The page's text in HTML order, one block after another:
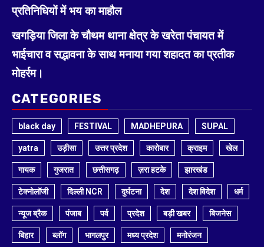
प्रतिनिधियों में भय का माहौल
खगड़िया जिला के चौथम थाना क्षेत्र के खरेता पंचायत में
भाईचारा व सद्भावना के साथ मनाया गया शहादत का प्रतीक
मोहर्रम।
CATEGORIES
black day FESTIVAL MADHEPURA SUPAL
yatra उड़ीसा उत्तर प्रदेश कारोबार क्राइम खेल
गायक गुजरात छत्तीसगढ़ ज़रा हटके झारखंड
टेक्नोलॉजी दिल्ली NCR दुर्घटना देश देश विदेश धर्म
न्यूज ब्रैक पंजाब पर्व प्रदेश बड़ी खबर बिजनेस
बिहार ब्लॉग भागलपुर मध्य प्रदेश मनोरंजन